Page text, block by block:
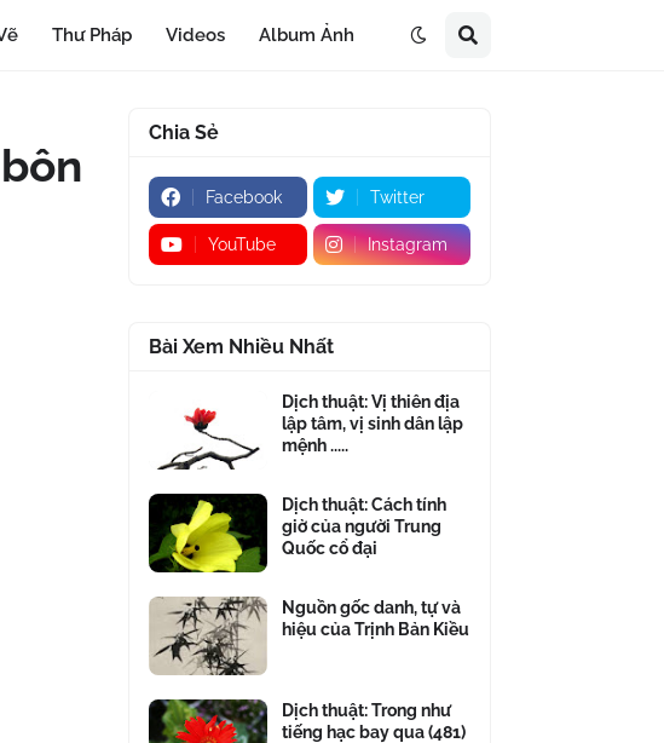
Thư Pháp Videos Album Ảnh
Chia Sẻ
Facebook Twitter
YouTube Instagram
Bài Xem Nhiều Nhất
Dịch thuật: Vị thiên địa
lập tâm, vị sinh dân lập
mệnh .....
Dịch thuật: Cách tính
giờ của người Trung
Quốc cổ đại
Nguồn gốc danh, tự và
hiệu của Trịnh Bản Kiều
Dịch thuật: Trong như
tiếng hạc bay qua (481)